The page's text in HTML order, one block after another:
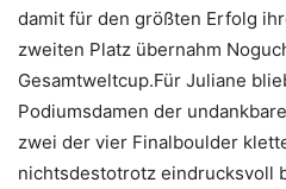
damit für den größten Erfolg
zweiten Platz übernahm
Gesamtweltcup.Für Juliane
Podiumsdamen der
zwei der vier Finalboulder
nichtsdestotrotz eindrucksvoll